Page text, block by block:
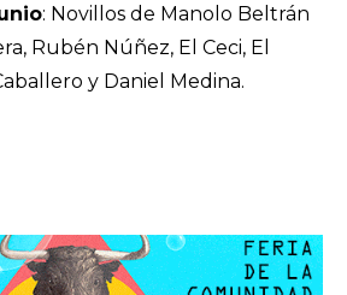
: Novillos de Manolo Beltrán
Rubén Núñez, El Ceci, El
y Daniel Medina.